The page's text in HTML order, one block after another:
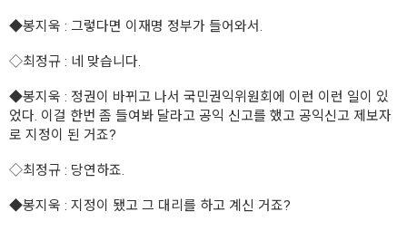
◆봉지욱 : 그렇다면 이재명 정부가 들어와서.
◇최정규 : 네 맞습니다.
◆봉지욱 : 정권이 바뀌고 나서 국민권익위원회에 이런 이런 일이 있
었다. 이걸 한번 좀 들여봐 달라고 공익 신고를 했고 공익신고 제보자
로 지정이 된 거죠?
◇최정규 : 당연하죠.
◆봉지욱 : 지정이 됐고 그 대리를 하고 계신 거죠?